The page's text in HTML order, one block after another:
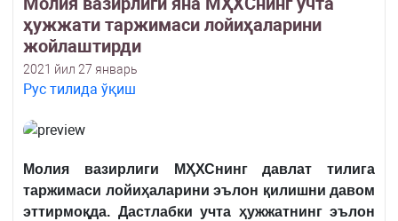
ҳужжати таржимаси лойиҳаларини
жойлаштирди
2021 йил 27 январь
Рус тилида ўқиш
Молия вазирлиги МҲХСнинг давлат тилига
таржимаси лойиҳаларини эълон қилишни давом
эттирмоқда. Дастлабки учта ҳужжатнинг эълон